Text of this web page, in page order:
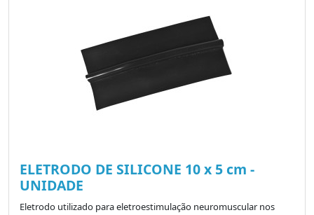
ELETRODO DE SILICONE 10 x 5 cm -
UNIDADE
Eletrodo utilizado para eletroestimulação neuromuscular nos